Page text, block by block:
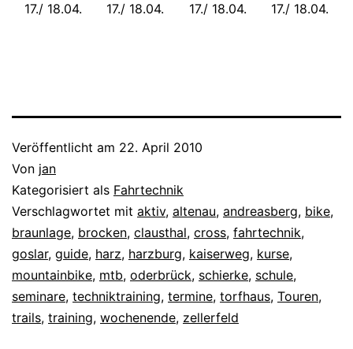
17./ 18.04.
17./ 18.04.
17./ 18.04.
17./ 18.04.
Veröffentlicht am 22. April 2010
Von jan
Kategorisiert als Fahrtechnik
Verschlagwortet mit aktiv, altenau, andreasberg, bike,
braunlage, brocken, clausthal, cross, fahrtechnik,
goslar, guide, harz, harzburg, kaiserweg, kurse,
mountainbike, mtb, oderbrück, schierke, schule,
seminare, techniktraining, termine, torfhaus, Touren,
trails, training, wochenende, zellerfeld